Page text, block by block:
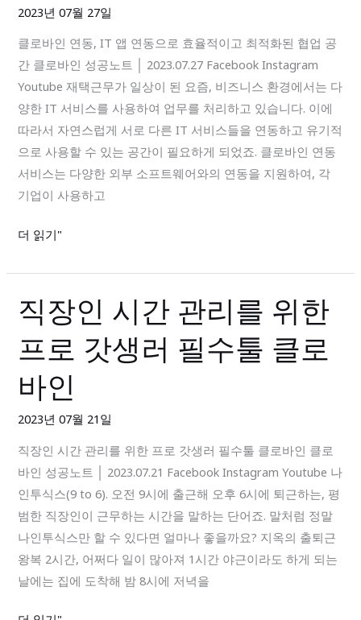
2023년 07월 27일
클로바인 연동, IT 앱 연동으로 효율적이고 최적화된 협업 공
간 클로바인 성공노트 │ 2023.07.27 Facebook Instagram
Youtube 재택근무가 일상이 된 요즘, 비즈니스 환경에서는 다
양한 IT 서비스를 사용하여 업무를 처리하고 있습니다. 이에
따라서 자연스럽게 서로 다른 IT 서비스들을 연동하고 유기적
으로 사용할 수 있는 공간이 필요하게 되었죠. 클로바인 연동
서비스는 다양한 외부 소프트웨어와의 연동을 지원하여, 각
기업이 사용하고
앱
연
동
으
로
효
율
적
고
화
협
공
간
더 읽기"
직장인 시간 관리를 위한
프로 갓생러 필수툴 클로
바인
2023년 07월 21일
직장인 시간 관리를 위한 프로 갓생러 필수툴 클로바인 클로
바인 성공노트 │ 2023.07.21 Facebook Instagram Youtube 나
인투식스(9 to 6). 오전 9시에 출근해 오후 6시에 퇴근하는, 평
범한 직장인이 근무하는 시간을 말하는 단어죠. 말처럼 정말
나인투식스만 할 수 있다면 얼마나 좋을까요? 지옥의 출퇴근
왕복 2시간, 어쩌다 일이 많아져 1시간 야근이라도 하게 되는
날에는 집에 도착해 밤 8시에 저녁을
직
장
인
간
를
위
한
프
로
갓
생